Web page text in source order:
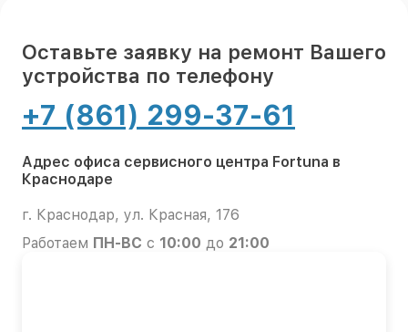
Оставьте заявку на ремонт Вашего
устройства по телефону
+7 (861) 299-37-61
Адрес офиса сервисного центра Fortuna в
Краснодаре
г. Краснодар, ул. Красная, 176
Работаем ПН-ВС с 10:00 до 21:00